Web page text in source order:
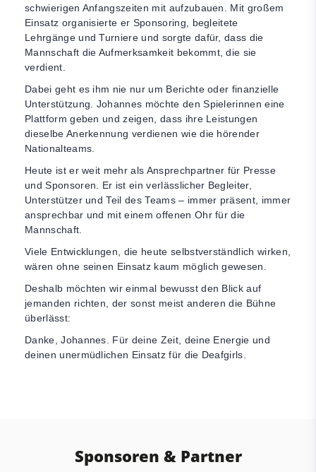
schwierigen Anfangszeiten mit aufzubauen. Mit großem
Einsatz organisierte er Sponsoring, begleitete
Lehrgänge und Turniere und sorgte dafür, dass die
Mannschaft die Aufmerksamkeit bekommt, die sie
verdient.
Dabei geht es ihm nie nur um Berichte oder finanzielle
Unterstützung. Johannes möchte den Spielerinnen eine
Plattform geben und zeigen, dass ihre Leistungen
dieselbe Anerkennung verdienen wie die hörender
Nationalteams.
Heute ist er weit mehr als Ansprechpartner für Presse
und Sponsoren. Er ist ein verlässlicher Begleiter,
Unterstützer und Teil des Teams – immer präsent, immer
ansprechbar und mit einem offenen Ohr für die
Mannschaft.
Viele Entwicklungen, die heute selbstverständlich wirken,
wären ohne seinen Einsatz kaum möglich gewesen.
Deshalb möchten wir einmal bewusst den Blick auf
jemanden richten, der sonst meist anderen die Bühne
überlässt:
Danke, Johannes. Für deine Zeit, deine Energie und
deinen unermüdlichen Einsatz für die Deafgirls.
Sponsoren & Partner